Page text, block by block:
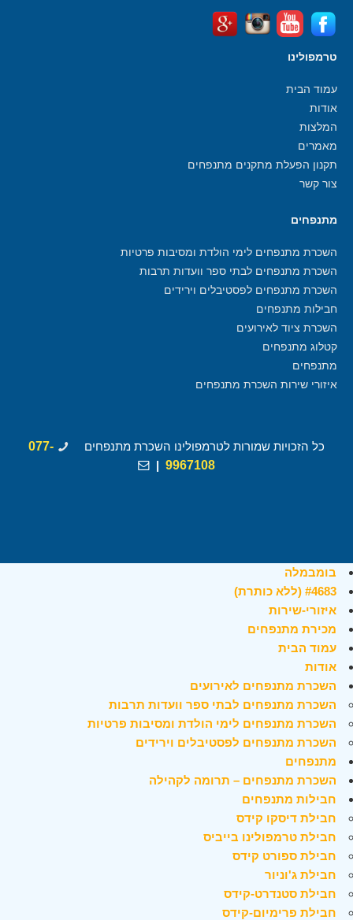
טרמפולינו
עמוד הבית
אודות
המלצות
מאמרים
תקנון הפעלת מתקנים מתנפחים
צור קשר
מתנפחים
השכרת מתנפחים לימי הולדת ומסיבות פרטיות
השכרת מתנפחים לבתי ספר וועדות תרבות
השכרת מתנפחים לפסטיבלים וירידים
חבילות מתנפחים
השכרת ציוד לאירועים
קטלוג מתנפחים
מתנפחים
איזורי שירות השכרת מתנפחים
כל הזכויות שמורות לטרמפולינו השכרת מתנפחים
077-
9967108
|
בומבמלה
#4683 (ללא כותרת)
איזורי-שירות
מכירת מתנפחים
עמוד הבית
אודות
השכרת מתנפחים לאירועים
השכרת מתנפחים לבתי ספר וועדות תרבות
השכרת מתנפחים לימי הולדת ומסיבות פרטיות
השכרת מתנפחים לפסטיבלים וירידים
מתנפחים
השכרת מתנפחים – תרומה לקהילה
חבילות מתנפחים
חבילת דיסקו קידס
חבילת טרמפולינו בייביס
חבילת ספורט קידס
חבילת ג'וניור
חבילת סטנדרט-קידס
חבילת פרימיום-קידס